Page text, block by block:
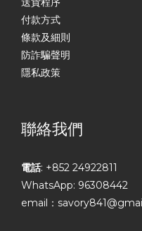
付款方式
條款及細則
防詐騙聲明
隱私政策
聯絡我們
電話: +852 24922811
WhatsApp: 96308442
email：